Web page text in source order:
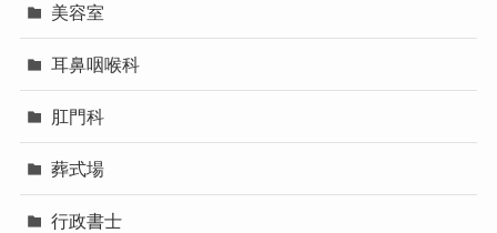
美容室
耳鼻咽喉科
肛門科
葬式場
行政書士